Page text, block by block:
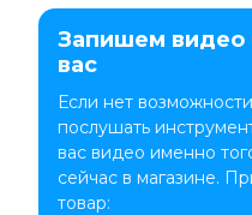
Запишем видео
вас
Если нет
послушать
вас видео именно
сейчас в магазине.
товар: